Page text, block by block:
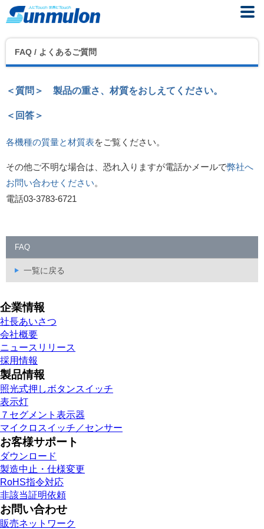
FAQ / よくあるご質問
＜質問＞ 製品の重さ、材質をおしえてください。
＜回答＞
各機種の質量と材質表をご覧ください。
その他ご不明な場合は、恐れ入りますが電話かメールで弊社へ
お問い合わせください。
電話03-3783-6721
FAQ
一覧に戻る
企業情報
社長あいさつ
会社概要
ニュースリリース
採用情報
製品情報
照光式押しボタンスイッチ
表示灯
７セグメント表示器
マイクロスイッチ／センサー
お客様サポート
ダウンロード
製造中止・仕様変更
RoHS指令対応
非該当証明依頼
お問い合わせ
販売ネットワーク